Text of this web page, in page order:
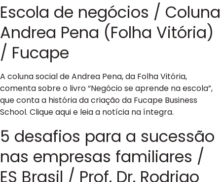
Escola de negócios / Coluna
Andrea Pena (Folha Vitória)
/ Fucape
A coluna social de Andrea Pena, da Folha Vitória,
comenta sobre o livro “Negócio se aprende na escola”,
que conta a história da criação da Fucape Business
School. Clique aqui e leia a notícia na íntegra.
5 desafios para a sucessão
nas empresas familiares /
ES Brasil / Prof. Dr. Rodrigo